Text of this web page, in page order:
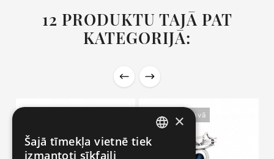
12 PRODUKTU TAJĀ PAT
KATEGORIJĀ:
Nav Noliktavā
LITHUANIAN
×
Šajā tīmekļa vietnē tiek
izmantoti sīkfaili